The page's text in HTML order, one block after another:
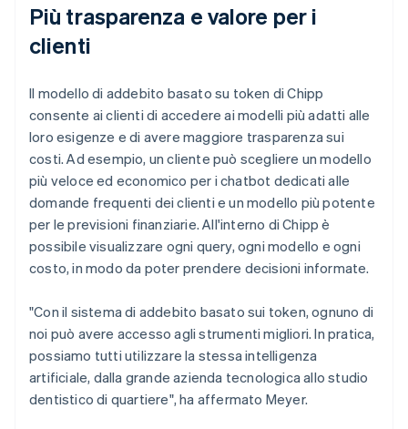
Più trasparenza e valore per i
clienti
Il modello di addebito basato su token di Chipp
consente ai clienti di accedere ai modelli più adatti alle
loro esigenze e di avere maggiore trasparenza sui
costi. Ad esempio, un cliente può scegliere un modello
più veloce ed economico per i chatbot dedicati alle
domande frequenti dei clienti e un modello più potente
per le previsioni finanziarie. All'interno di Chipp è
possibile visualizzare ogni query, ogni modello e ogni
costo, in modo da poter prendere decisioni informate.
"Con il sistema di addebito basato sui token, ognuno di
noi può avere accesso agli strumenti migliori. In pratica,
possiamo tutti utilizzare la stessa intelligenza
artificiale, dalla grande azienda tecnologica allo studio
dentistico di quartiere", ha affermato Meyer.